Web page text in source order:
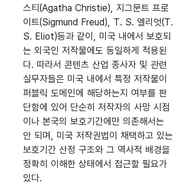
스티(Agatha Christie), 지그문트 프로
이트(Sigmund Freud), T. S. 엘리엇(T.
S. Eliot)등과 같이, 미국 내에서 보호되
는 외국인 저작물에도 동일하게 적용된
다. 따라서 콘텐츠 산업 종사자 및 관련
실무자들은 미국 내에서 특정 저작물이
퍼블릭 도메인에 해당하는지 여부를 판
단함에 있어 단순히 저작자의 사망 시점
이나 본국의 보호기간에만 의존해서는
안 되며, 미국 저작권법이 채택하고 있는
보호기간 산정 구조와 그 역사적 배경을
정확히 이해한 상태에서 접근할 필요가
있다.